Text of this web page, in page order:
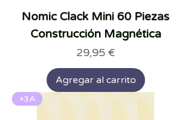
Nomic Clack Mini 60 Piezas
Construcción Magnética
Precio
29,95 €
Agregar al carrito
+3A